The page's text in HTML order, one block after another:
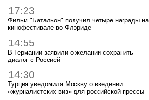
17:23
Фильм "Батальон" получил четыре награды на
кинофестивале во Флориде
14:55
В Германии заявили о желании сохранить
диалог с Россией
14:30
Турция уведомила Москву о введении
«журналистских виз» для российской прессы